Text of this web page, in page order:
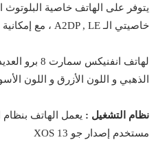
خاصيتي الـ A2DP , LE ، مع إمكانية الإستماع إلى راديو الـ FM
لهاتف
الذهبي و اللون الأزرق و اللون
نظام التشغيل :
مستخدم إصدار جو XOS 13